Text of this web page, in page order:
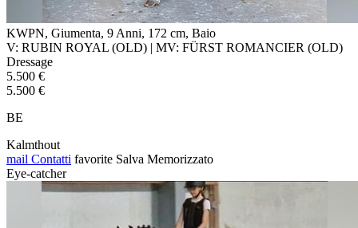
KWPN, Giumenta, 9 Anni, 172 cm, Baio
V: RUBIN ROYAL (OLD) | MV: FÜRST ROMANCIER (OLD)
Dressage
5.500 €
5.500 €
BE
Kalmthout
mail Contatti favorite Salva Memorizzato
Eye-catcher